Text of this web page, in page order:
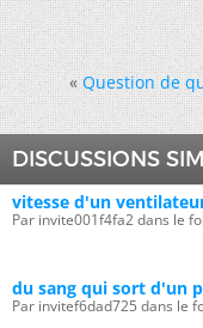
« Question de
DISCUSSIONS
vitesse d'un
Par invite001f4fa2 dans le
du sang qui sort d'un
Par invitef6dad725 dans le